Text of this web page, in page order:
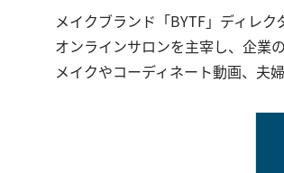
メイクブランド「BYTF」ディレ
オンラインサロンを主宰し、企業
メイクやコーディネート動画、夫